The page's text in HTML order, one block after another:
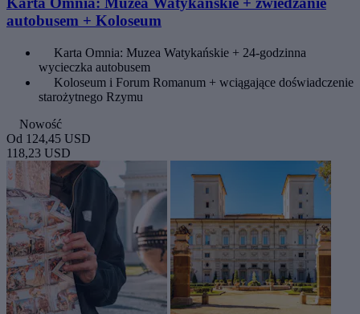
autobusem + Koloseum
Karta Omnia: Muzea Watykańskie + 24-godzinna
wycieczka autobusem
Koloseum i Forum Romanum + wciągające doświadczenie
starożytnego Rzymu
Nowość
Od 124,45 USD
118,23 USD